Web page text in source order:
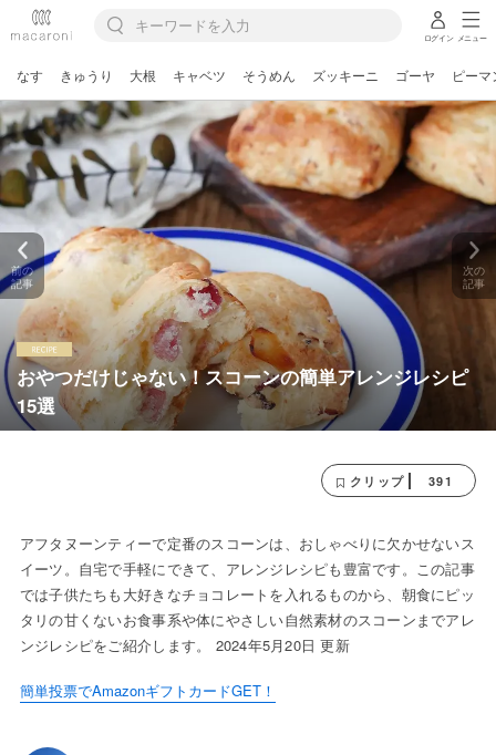
ログイン メニュー
なす きゅうり 大根 キャベツ そうめん ズッキーニ ゴーヤ ピーマ
おやつだけじゃない！スコーンの簡単アレンジレシピ
15選
前の
記事
次の
記事
クリップ 391
アフタヌーンティーで定番のスコーンは、おしゃべりに欠かせないス
イーツ。自宅で手軽にできて、アレンジレシピも豊富です。この記事
では子供たちも大好きなチョコレートを入れるものから、朝食にピッ
タリの甘くないお食事系や体にやさしい自然素材のスコーンまでアレ
ンジレシピをご紹介します。 2024年5月20日 更新
簡単投票でAmazonギフトカードGET！